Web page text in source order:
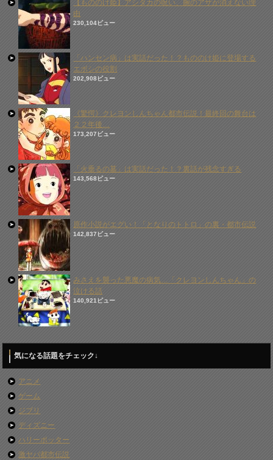
【もののけ姫】アシタカの呪い、腕のアザが消えない理
由
230,104ビュー
「ハンセン病」は実話だった！？もののけ姫に登場する
エボシの役割
202,908ビュー
《驚愕》クレヨンしんちゃん都市伝説！最終回の舞台は
２２年後…
173,207ビュー
「火垂るの墓」は実話だった！？裏話が残念すぎる
143,568ビュー
原作小説がエグい！「となりのトトロ」の裏・都市伝説
142,837ビュー
みさえを襲った悪魔の病気…「クレヨンしんちゃん」の
泣ける話
140,921ビュー
気になる話題をチェック↓
アニメ
ゲーム
ジブリ
ディズニー
ハリーポッター
激ヤバ都市伝説